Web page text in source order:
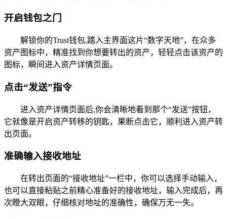
开启钱包之门
解锁你的Trust钱包,踏入主界面这片“数字天地”，在众多
资产图标中，精准找到你想要转出的资产，轻轻点击该资产的
图标，瞬间进入资产详情页面。
点击“发送”指令
进入资产详情页面后,你会清晰地看到那个“发送”按钮，
它就像是开启资产转移的钥匙，果断点击它，顺利进入资产转
出页面。
准确输入接收地址
在转出页面的“接收地址”一栏中，你可以选择手动输入，
也可以直接粘贴之前精心准备好的接收地址，输入完成后，再
次瞪大双眼，仔细核对地址的准确性，确保万无一失。